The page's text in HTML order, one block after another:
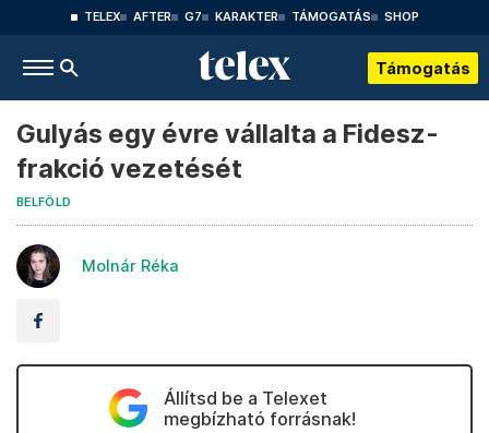
TELEX AFTER G7 KARAKTER TÁMOGATÁS SHOP
Támogatás
Gulyás egy évre vállalta a Fidesz-
frakció vezetését
BELFÖLD
Molnár Réka
Állítsd be a Telexet
megbízható forrásnak!